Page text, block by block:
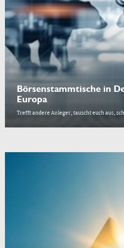
Börsenstammtische in
Europa
Trefft andere Anleger, tauscht euch aus,